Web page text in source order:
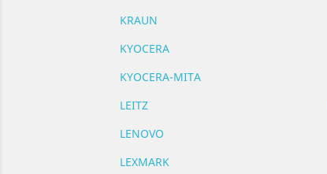
KRAUN
KYOCERA
KYOCERA-MITA
LEITZ
LENOVO
LEXMARK